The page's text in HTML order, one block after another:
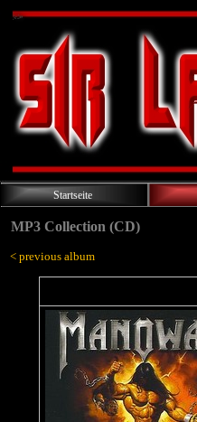
Startseite
MP3 Collection (CD)
< previous album